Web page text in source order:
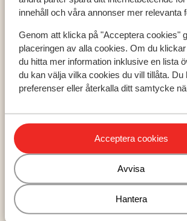
innehåll och våra annonser mer relevanta
Genom att klicka på "Acceptera cookies"
placeringen av alla cookies. Om du
du hitta mer information inklusive en lista
du kan välja vilka cookies du vill tillåta. Du
preferenser eller återkalla ditt samtycke
Acceptera cookies
Avvisa
Hantera
Kreta
Zakynthos
Turkiets sydkust
Populära städer
Chania
Rhodos-stad
Om Sunweb